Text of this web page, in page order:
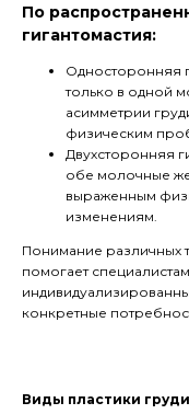
По
гигантомастия:
Односторонняя
только в одной
асимметрии
физическим
Двухсторонняя
обе молочные
выраженным
изменениям.
Понимание различных
помогает
конкретные
Виды пластики